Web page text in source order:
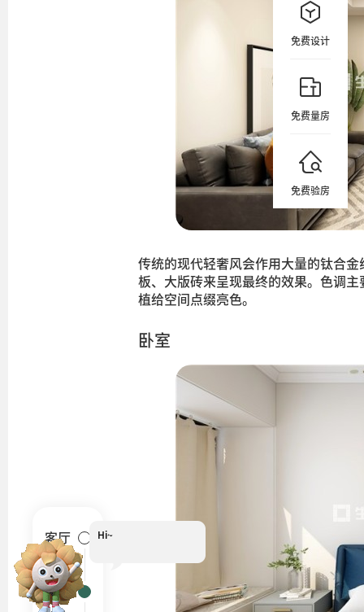
免费设计
免费量房
免费验房
传统的现代轻奢风会作用大量的钛合
板、大版砖来呈现最终的效果。色调
植给空间点缀亮色。
卧室
客厅
卧室
Hi~